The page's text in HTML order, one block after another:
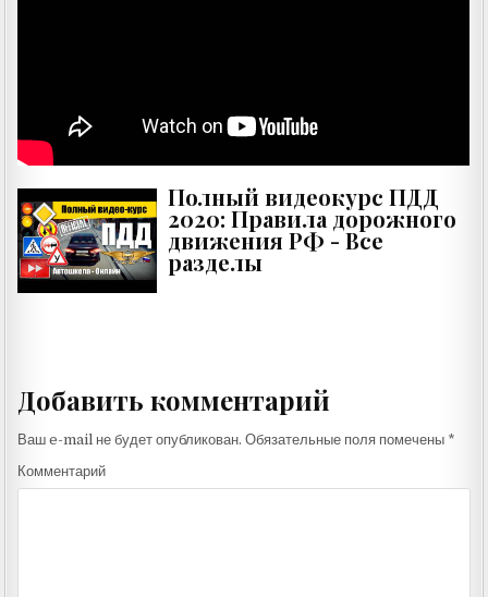
Полный видеокурс ПДД
2020: Правила дорожного
движения РФ - Все
разделы
Добавить комментарий
Ваш e-mail не будет опубликован. Обязательные поля помечены *
Комментарий